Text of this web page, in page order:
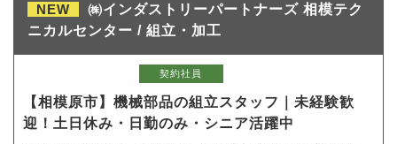
NEW
㈱インダストリーパートナーズ 相模テク
ニカルセンター / 組立・加工
契約社員
【相模原市】機械部品の組立スタッフ｜未経験歓
迎！土日休み・日勤のみ・シニア活躍中